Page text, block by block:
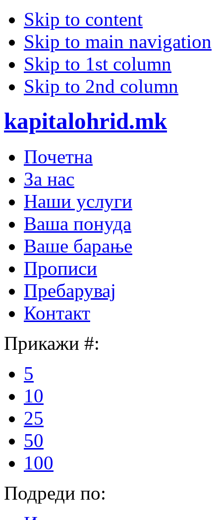
Skip to content
Skip to main navigation
Skip to 1st column
Skip to 2nd column
kapitalohrid.mk
Почетна
За нас
Наши услуги
Ваша понуда
Ваше барање
Прописи
Пребарувај
Контакт
Прикажи #:
5
10
25
50
100
Подреди по: